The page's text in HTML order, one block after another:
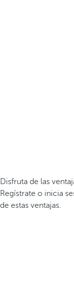
Disfruta de las
Regístrate o inicia
de estas ventajas.